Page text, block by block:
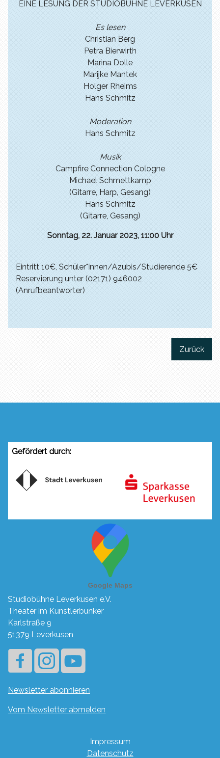
EINE LESUNG DER STUDIOBÜHNE LEVERKUSEN
Es lesen
Christian Berg
Petra Bierwirth
Marina Dolle
Marijke Mantek
Holger Rheims
Hans Schmitz
Moderation
Hans Schmitz
Musik
Campfire Connection Cologne
Michael Schmettkamp
(Gitarre, Harp, Gesang)
Hans Schmitz
(Gitarre, Gesang)
Sonntag, 22. Januar 2023, 11:00 Uhr
Eintritt 10€, Schüler*innen/Azubis/Studierende 5€
Reservierung unter (02171) 946002
(Anrufbeantworter)
Zurück
Gefördert durch:
Studiobühne Leverkusen e.V.
Theater im Künstlerbunker
Karlstraße 9
51379 Leverkusen
Newsletter abonnieren
Vom Newsletter abmelden
Navigation
überspringen
Impressum
Datenschutz